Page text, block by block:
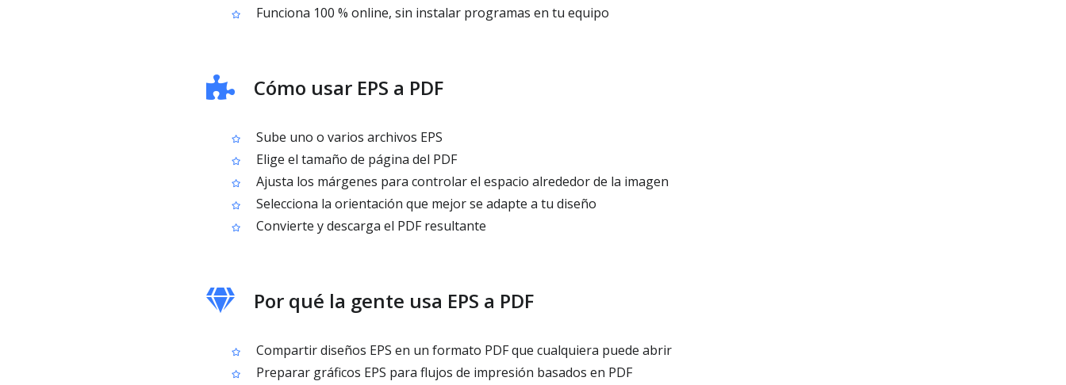
Funciona 100 % online, sin instalar programas en tu equipo
Cómo usar EPS a PDF
Sube uno o varios archivos EPS
Elige el tamaño de página del PDF
Ajusta los márgenes para controlar el espacio alrededor de la imagen
Selecciona la orientación que mejor se adapte a tu diseño
Convierte y descarga el PDF resultante
Por qué la gente usa EPS a PDF
Compartir diseños EPS en un formato PDF que cualquiera puede abrir
Preparar gráficos EPS para flujos de impresión basados en PDF